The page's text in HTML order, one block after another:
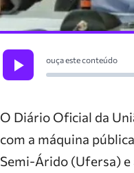
ouça este conteúdo
O Diário Oficial da
com a máquina
Semi-Árido (Ufersa) e